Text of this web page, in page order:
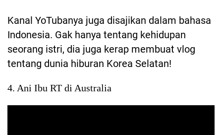
Kanal YoTubanya juga disajikan dalam bahasa
Indonesia. Gak hanya tentang kehidupan
seorang istri, dia juga kerap membuat vlog
tentang dunia hiburan Korea Selatan!
4. Ani Ibu RT di Australia